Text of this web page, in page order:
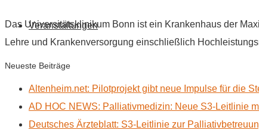
Veranstaltungen
Das Universitätsklinikum Bonn ist ein Krankenhaus der
Lehre und Krankenversorgung einschließlich
Neueste Beiträge
Altenheim.net: Pilotprojekt gibt neue Impulse für die
AD HOC NEWS: Palliativmedizin: Neue S3-Leitlinie
Deutsches Ärzteblatt: S3-Leitlinie zur